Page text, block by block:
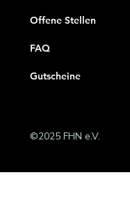
Offene Stellen
FAQ
Gutscheine
©2025 FHN e.V.